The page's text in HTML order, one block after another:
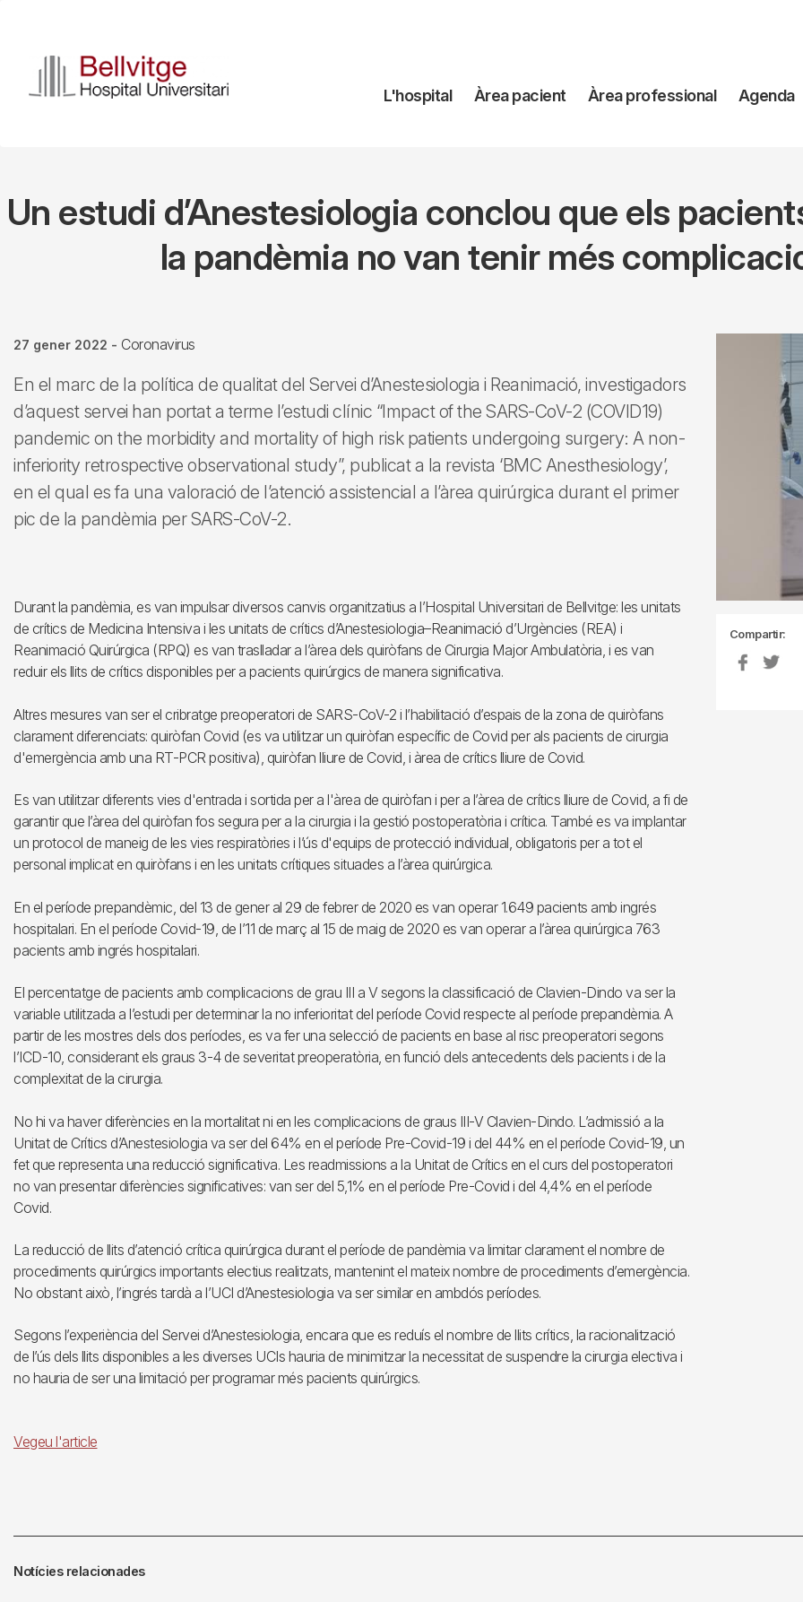
contingut
Navegación
L'hospital Àrea pacient Àrea professional Agenda
Un estudi d’Anestesiologia conclou que els
la pandèmia no van tenir més
27 gener 2022 - Coronavirus
En el marc de la política de qualitat del Servei d’Anestesiologia i Reanimació, investigadors
d’aquest servei han portat a terme l’estudi clínic “Impact of the SARS-CoV-2 (COVID19)
pandemic on the morbidity and mortality of high risk patients undergoing surgery: A non-
inferiority retrospective observational study”, publicat a la revista ‘BMC Anesthesiology’,
en el qual es fa una valoració de l’atenció assistencial a l’àrea quirúrgica durant el primer
pic de la pandèmia per SARS-CoV-2.
Durant la pandèmia, es van impulsar diversos canvis organitzatius a l’Hospital Universitari de Bellvitge: les unitats
de crítics de Medicina Intensiva i les unitats de crítics d’Anestesiologia–Reanimació d’Urgències (REA) i
Reanimació Quirúrgica (RPQ) es van traslladar a l’àrea dels quiròfans de Cirurgia Major Ambulatòria, i es van
reduir els llits de crítics disponibles per a pacients quirúrgics de manera significativa.
Altres mesures van ser el cribratge preoperatori de SARS-CoV-2 i l’habilitació d’espais de la zona de quiròfans
clarament diferenciats: quiròfan Covid (es va utilitzar un quiròfan específic de Covid per als pacients de cirurgia
d'emergència amb una RT-PCR positiva), quiròfan lliure de Covid, i àrea de crítics lliure de Covid.
Es van utilitzar diferents vies d'entrada i sortida per a l'àrea de quiròfan i per a l’àrea de crítics lliure de Covid, a fi de
garantir que l’àrea del quiròfan fos segura per a la cirurgia i la gestió postoperatòria i crítica. També es va implantar
un protocol de maneig de les vies respiratòries i l’ús d'equips de protecció individual, obligatoris per a tot el
personal implicat en quiròfans i en les unitats crítiques situades a l’àrea quirúrgica.
En el període prepandèmic, del 13 de gener al 29 de febrer de 2020 es van operar 1.649 pacients amb ingrés
hospitalari. En el període Covid-19, de l’11 de març al 15 de maig de 2020 es van operar a l’àrea quirúrgica 763
pacients amb ingrés hospitalari.
El percentatge de pacients amb complicacions de grau III a V segons la classificació de Clavien-Dindo va ser la
variable utilitzada a l’estudi per determinar la no inferioritat del període Covid respecte al període prepandèmia. A
partir de les mostres dels dos períodes, es va fer una selecció de pacients en base al risc preoperatori segons
l’ICD-10, considerant els graus 3-4 de severitat preoperatòria, en funció dels antecedents dels pacients i de la
complexitat de la cirurgia.
No hi va haver diferències en la mortalitat ni en les complicacions de graus III-V Clavien-Dindo. L’admissió a la
Unitat de Crítics d’Anestesiologia va ser del 64% en el període Pre-Covid-19 i del 44% en el període Covid-19, un
fet que representa una reducció significativa. Les readmissions a la Unitat de Crítics en el curs del postoperatori
no van presentar diferències significatives: van ser del 5,1% en el període Pre-Covid i del 4,4% en el període
Covid.
La reducció de llits d’atenció crítica quirúrgica durant el període de pandèmia va limitar clarament el nombre de
procediments quirúrgics importants electius realitzats, mantenint el mateix nombre de procediments d’emergència.
No obstant això, l’ingrés tardà a l’UCI d’Anestesiologia va ser similar en ambdós períodes.
Segons l’experiència del Servei d’Anestesiologia, encara que es reduís el nombre de llits crítics, la racionalització
de l’ús dels llits disponibles a les diverses UCIs hauria de minimitzar la necessitat de suspendre la cirurgia electiva i
no hauria de ser una limitació per programar més pacients quirúrgics.
Vegeu l'article
Compartir:
Notícies relacionades